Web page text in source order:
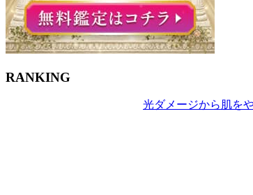
RANKING
光ダメージから肌を